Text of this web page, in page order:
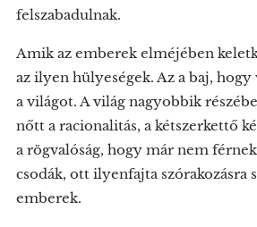
felszabadulnak.
Amik az emberek elméjében
az ilyen hülyeségek. Az a baj,
a világot. A világ nagyobbik
nőtt a racionalitás, a kétszerkettő
a rögvalóság, hogy már nem
csodák, ott ilyenfajta szórakozásra
emberek.